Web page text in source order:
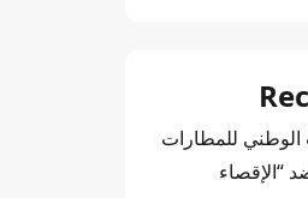
الوطني للمطارات
“الإقصاء